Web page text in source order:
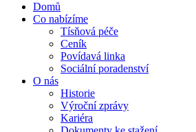
Domů
Co nabízíme
Tísňová péče
Ceník
Povídavá linka
Sociální poradenství
O nás
Historie
Výroční zprávy
Kariéra